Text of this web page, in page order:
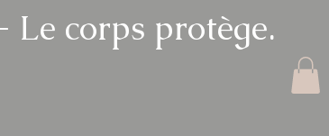
Le corps protège.